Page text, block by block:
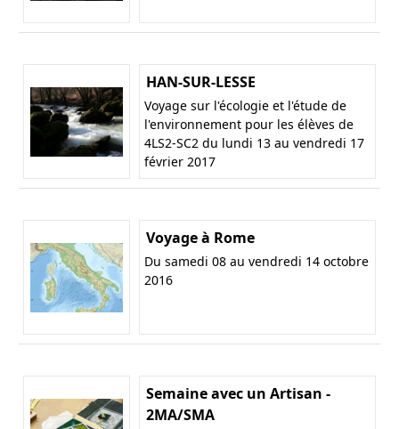
HAN-SUR-LESSE
Voyage sur l'écologie et l'étude de
l'environnement pour les élèves de
4LS2-SC2 du lundi 13 au vendredi 17
février 2017
Voyage à Rome
Du samedi 08 au vendredi 14 octobre
2016
Semaine avec un Artisan -
2MA/SMA